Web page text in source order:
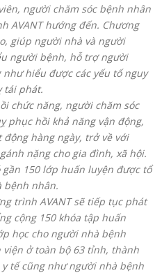
người chăm sóc bệnh nhân
AVANT hướng đến. Chương
giúp người nhà và người
người bệnh, hỗ trợ người
hiểu được các yếu tố nguy
tái phát.
chức năng, người chăm sóc
phục hồi khả năng vận động,
hàng ngày, trở về với
nặng cho gia đình, xã hội.
150 lớp huấn luyện được tổ
bệnh nhân.
trình AVANT sẽ tiếp tục phát
cộng 150 khóa tập huấn
học cho người nhà bệnh
ở toàn bộ 63 tỉnh, thành
tế cũng như người nhà bệnh